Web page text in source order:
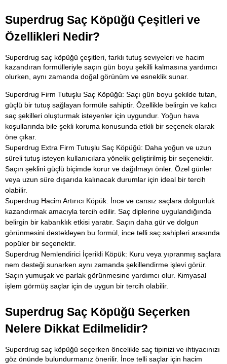
Superdrug Saç Köpüğü Çeşitleri ve
Özellikleri Nedir?
Superdrug saç köpüğü çeşitleri, farklı tutuş seviyeleri ve hacim
kazandıran formülleriyle saçın gün boyu şekilli kalmasına yardımcı
olurken, aynı zamanda doğal görünüm ve esneklik sunar.
Superdrug Firm Tutuşlu Saç Köpüğü: Saçı gün boyu şekilde tutan,
güçlü bir tutuş sağlayan formüle sahiptir. Özellikle belirgin ve kalıcı
saç şekilleri oluşturmak isteyenler için uygundur. Yoğun hava
koşullarında bile şekli koruma konusunda etkili bir seçenek olarak
öne çıkar.
Superdrug Extra Firm Tutuşlu Saç Köpüğü: Daha yoğun ve uzun
süreli tutuş isteyen kullanıcılara yönelik geliştirilmiş bir seçenektir.
Saçın şeklini güçlü biçimde korur ve dağılmayı önler. Özel günler
veya uzun süre dışarıda kalınacak durumlar için ideal bir tercih
olabilir.
Superdrug Hacim Artırıcı Köpük: İnce ve cansız saçlara dolgunluk
kazandırmak amacıyla tercih edilir. Saç diplerine uygulandığında
belirgin bir kabarıklık etkisi yaratır. Saçın daha gür ve dolgun
görünmesini destekleyen bu formül, ince telli saç sahipleri arasında
popüler bir seçenektir.
Superdrug Nemlendirici İçerikli Köpük: Kuru veya yıpranmış saçlara
nem desteği sunarken aynı zamanda şekillendirme işlevi görür.
Saçın yumuşak ve parlak görünmesine yardımcı olur. Kimyasal
işlem görmüş saçlar için de uygun bir tercih olabilir.
Superdrug Saç Köpüğü Seçerken
Nelere Dikkat Edilmelidir?
Superdrug saç köpüğü seçerken öncelikle saç tipinizi ve ihtiyacınızı
göz önünde bulundurmanız önerilir. İnce telli saçlar için hacim